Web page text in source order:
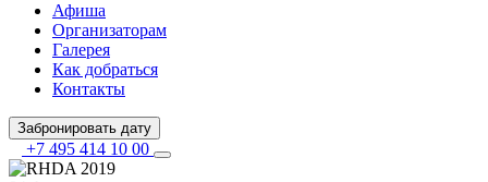
Афиша
Организаторам
Галерея
Как добраться
Контакты
Забронировать дату
+7 495 414 10 00